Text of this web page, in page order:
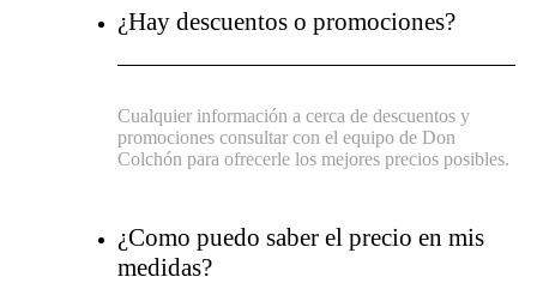
¿Hay descuentos o promociones?
Cualquier información a cerca de descuentos y
promociones consultar con el equipo de Don
Colchón para ofrecerle los mejores precios posibles.
¿Como puedo saber el precio en mis
medidas?